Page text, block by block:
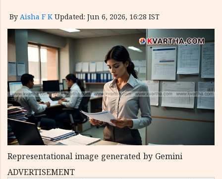
By Aisha F K Updated: Jun 6, 2026, 16:28 IST
Representational image generated by Gemini
ADVERTISEMENT